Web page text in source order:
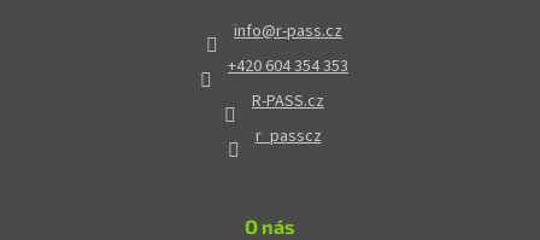
info@r-pass.cz
+420 604 354 353
R-PASS.cz
r_passcz
O nás